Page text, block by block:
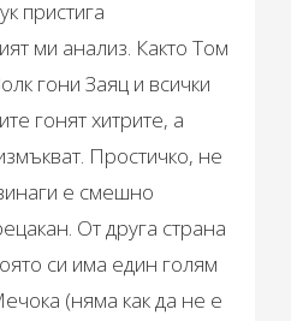
пристига
ми анализ. Както Том
гони Заяц и всички
гонят хитрите, а
Простичко, не
е смешно
От друга страна
си има един голям
(няма как да не е